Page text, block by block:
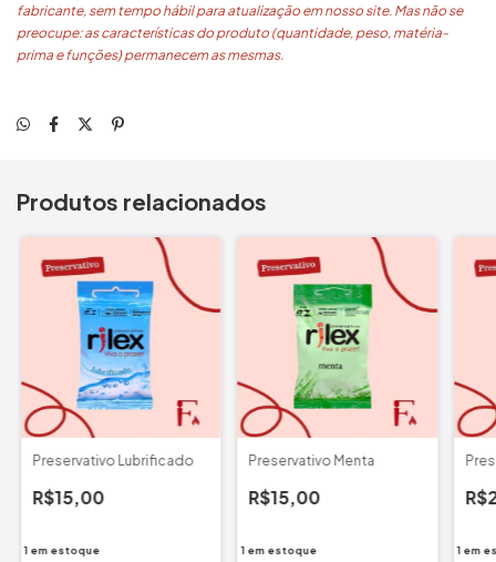
fabricante, sem tempo hábil para atualização em nosso site. Mas não se
preocupe: as características do produto (quantidade, peso, matéria-
prima e funções) permanecem as mesmas.
Produtos relacionados
Preservativo Lubrificado
R$15,00
1 em estoque
Preservativo Menta
R$15,00
1 em estoque 1 em